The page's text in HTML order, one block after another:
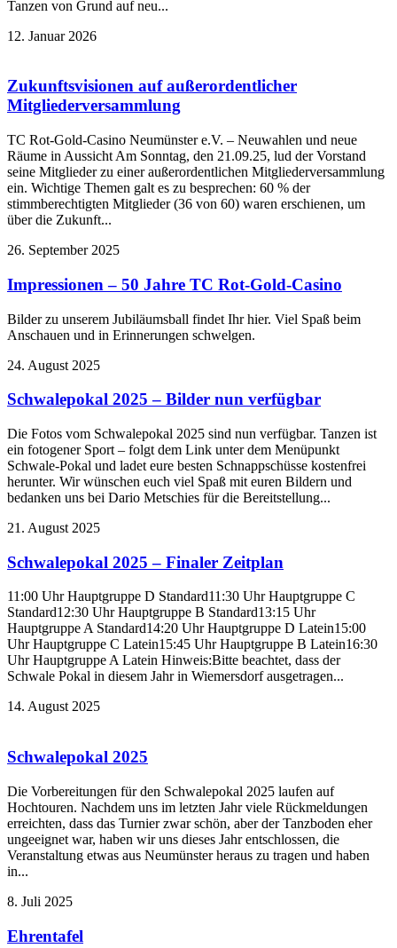
Tanzen von Grund auf neu...
12. Januar 2026
Zukunftsvisionen auf außerordentlicher
Mitgliederversammlung
TC Rot-Gold-Casino Neumünster e.V. – Neuwahlen und neue
Räume in Aussicht Am Sonntag, den 21.09.25, lud der Vorstand
seine Mitglieder zu einer außerordentlichen Mitgliederversammlung
ein. Wichtige Themen galt es zu besprechen: 60 % der
stimmberechtigten Mitglieder (36 von 60) waren erschienen, um
über die Zukunft...
26. September 2025
Impressionen – 50 Jahre TC Rot-Gold-Casino
Bilder zu unserem Jubiläumsball findet Ihr hier. Viel Spaß beim
Anschauen und in Erinnerungen schwelgen.
24. August 2025
Schwalepokal 2025 – Bilder nun verfügbar
Die Fotos vom Schwalepokal 2025 sind nun verfügbar. Tanzen ist
ein fotogener Sport – folgt dem Link unter dem Menüpunkt
Schwale-Pokal und ladet eure besten Schnappschüsse kostenfrei
herunter. Wir wünschen euch viel Spaß mit euren Bildern und
bedanken uns bei Dario Metschies für die Bereitstellung...
21. August 2025
Schwalepokal 2025 – Finaler Zeitplan
11:00 Uhr Hauptgruppe D Standard11:30 Uhr Hauptgruppe C
Standard12:30 Uhr Hauptgruppe B Standard13:15 Uhr
Hauptgruppe A Standard14:20 Uhr Hauptgruppe D Latein15:00
Uhr Hauptgruppe C Latein15:45 Uhr Hauptgruppe B Latein16:30
Uhr Hauptgruppe A Latein Hinweis:Bitte beachtet, dass der
Schwale Pokal in diesem Jahr in Wiemersdorf ausgetragen...
14. August 2025
Schwalepokal 2025
Die Vorbereitungen für den Schwalepokal 2025 laufen auf
Hochtouren. Nachdem uns im letzten Jahr viele Rückmeldungen
erreichten, dass das Turnier zwar schön, aber der Tanzboden eher
ungeeignet war, haben wir uns dieses Jahr entschlossen, die
Veranstaltung etwas aus Neumünster heraus zu tragen und haben
in...
8. Juli 2025
Ehrentafel